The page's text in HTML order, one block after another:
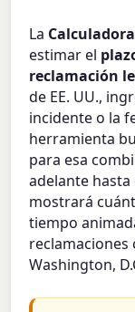
La
estimar el
reclamación
de EE. UU.,
incidente o la
herramienta
para esa
adelante
mostrará
tiempo
reclamaciones
Washington,